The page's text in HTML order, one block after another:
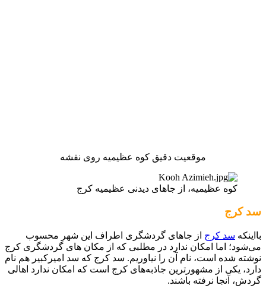
موقعیت دقیق کوه عظیمیه روی نقشه
کوه عظیمیه، از جاهای دیدنی عظیمیه کرج
سد کرج
بااینکه سد کرج از جاهای گردشگری اطراف این شهر محسوب
می‌شود؛ اما امکان ندارد در مطلبی که از مکان های گردشگری کرج
نوشته شده است، نام آن را نیاوریم. سد کرج که سد امیرکبیر هم نام
دارد، یکی از مشهورترین جاذبه‌های کرج است که امکان ندارد اهالی
گردش، آنجا نرفته باشند.